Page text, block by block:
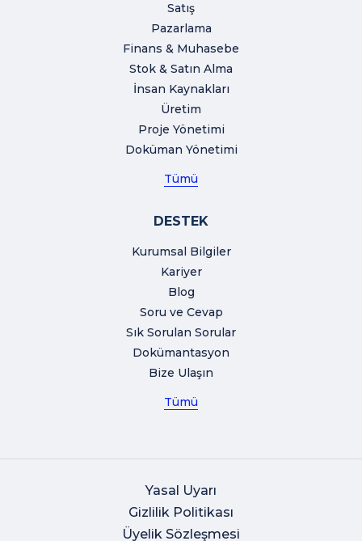
Satış
Pazarlama
Finans & Muhasebe
Stok & Satın Alma
İnsan Kaynakları
Üretim
Proje Yönetimi
Doküman Yönetimi
Tümü
DESTEK
Kurumsal Bilgiler
Kariyer
Blog
Soru ve Cevap
Sık Sorulan Sorular
Dokümantasyon
Bize Ulaşın
Tümü
Yasal Uyarı
Gizlilik Politikası
Üyelik Sözleşmesi